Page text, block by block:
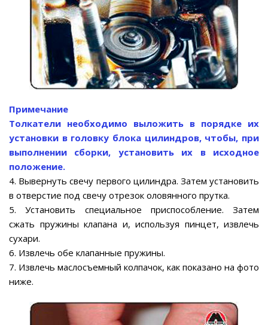
Примечание
Толкатели необходимо выложить в порядке их
установки в головку блока цилиндров, чтобы, при
выполнении сборки, установить их в исходное
положение.
4. Вывернуть свечу первого цилиндра. Затем установить
в отверстие под свечу отрезок оловянного прутка.
5. Установить специальное приспособление. Затем
сжать пружины клапана и, используя пинцет, извлечь
сухари.
6. Извлечь обе клапанные пружины.
7. Извлечь маслосъемный колпачок, как показано на фото
ниже.